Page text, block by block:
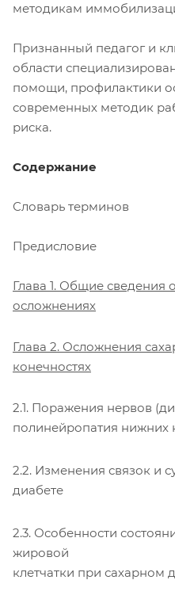
методикам
Признанный педагог и
области
помощи, профилактики
современных методик
риска.
Содержание
Словарь терминов
Предисловие
Глава 1. Общие сведения
осложнениях
Глава 2. Осложнения
конечностях
2.1. Поражения нервов
полинейропатия нижних
2.2. Изменения связок и
диабете
2.3. Особенности
жировой
клетчатки при сахарном